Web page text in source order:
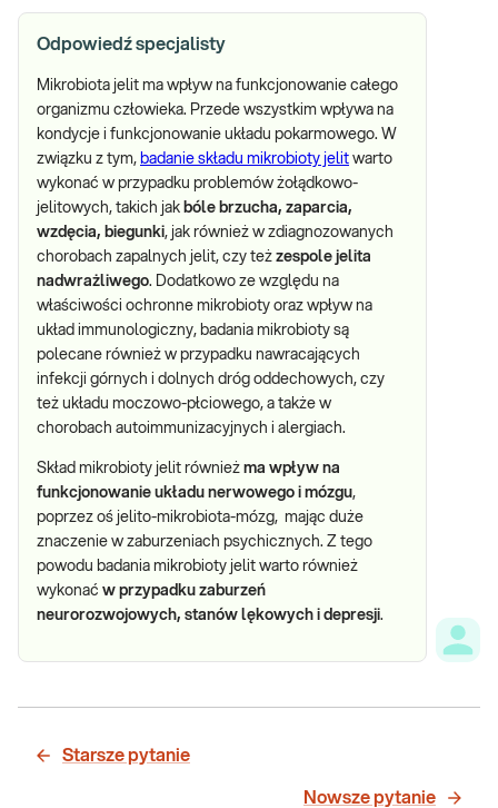
Odpowiedź specjalisty
Mikrobiota jelit ma wpływ na funkcjonowanie całego
organizmu człowieka. Przede wszystkim wpływa na
kondycje i funkcjonowanie układu pokarmowego. W
związku z tym, badanie składu mikrobioty jelit warto
wykonać w przypadku problemów żołądkowo-
jelitowych, takich jak bóle brzucha, zaparcia,
wzdęcia, biegunki, jak również w zdiagnozowanych
chorobach zapalnych jelit, czy też zespole jelita
nadwrażliwego. Dodatkowo ze względu na
właściwości ochronne mikrobioty oraz wpływ na
układ immunologiczny, badania mikrobioty są
polecane również w przypadku nawracających
infekcji górnych i dolnych dróg oddechowych, czy
też układu moczowo-płciowego, a także w
chorobach autoimmunizacyjnych i alergiach.
Skład mikrobioty jelit również ma wpływ na
funkcjonowanie układu nerwowego i mózgu,
poprzez oś jelito-mikrobiota-mózg, mając duże
znaczenie w zaburzeniach psychicznych. Z tego
powodu badania mikrobioty jelit warto również
wykonać w przypadku zaburzeń
neurorozwojowych, stanów lękowych i depresji.
Starsze pytanie
Nowsze pytanie